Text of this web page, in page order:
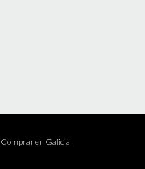
Comprar en Galicia